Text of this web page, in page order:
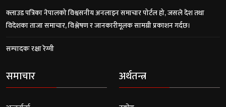
क्लाउड पत्रिका नेपालको विश्वसनीय अनलाइन समाचार पोर्टल हो, जसले देश तथा
विदेशका ताजा समाचार, विश्लेषण र जानकारीमूलक सामग्री प्रकाशन गर्दछ।
सम्पादकः रक्षा रेग्मी
समाचार अर्थतन्त्र